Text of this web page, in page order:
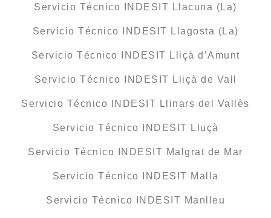
Servicio Técnico INDESIT Llacuna (La)
Servicio Técnico INDESIT Llagosta (La)
Servicio Técnico INDESIT Lliçà d’Amunt
Servicio Técnico INDESIT Lliçà de Vall
Servicio Técnico INDESIT Llinars del Vallès
Servicio Técnico INDESIT Lluçà
Servicio Técnico INDESIT Malgrat de Mar
Servicio Técnico INDESIT Malla
Servicio Técnico INDESIT Manlleu